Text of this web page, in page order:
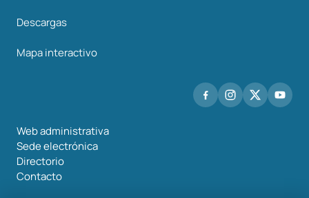
Descargas
Mapa interactivo
Web administrativa
Sede electrónica
Directorio
Contacto